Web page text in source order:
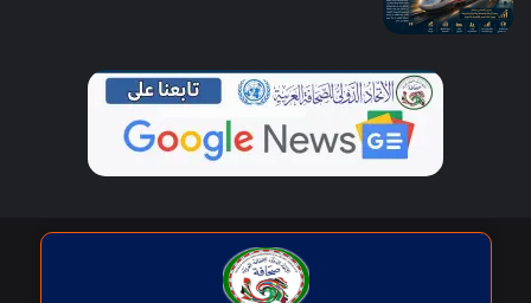
حقوق النشر © | جميع الحقوق محفوظة للاتحاد الدولى للصحافة العربية
2026